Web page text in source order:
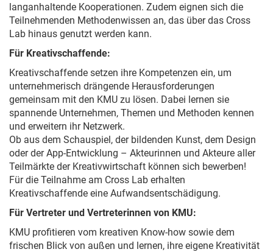
langanhaltende Kooperationen. Zudem eignen sich die
Teilnehmenden Methodenwissen an, das über das Cross
Lab hinaus genutzt werden kann.
Für Kreativschaffende:
Kreativschaffende setzen ihre Kompetenzen ein, um
unternehmerisch drängende Herausforderungen
gemeinsam mit den KMU zu lösen. Dabei lernen sie
spannende Unternehmen, Themen und Methoden kennen
und erweitern ihr Netzwerk.
Ob aus dem Schauspiel, der bildenden Kunst, dem Design
oder der App-Entwicklung – Akteurinnen und Akteure aller
Teilmärkte der Kreativwirtschaft können sich bewerben!
Für die Teilnahme am Cross Lab erhalten
Kreativschaffende eine Aufwandsentschädigung.
Für Vertreter und Vertreterinnen von KMU:
KMU profitieren vom kreativen Know-how sowie dem
frischen Blick von außen und lernen, ihre eigene Kreativität